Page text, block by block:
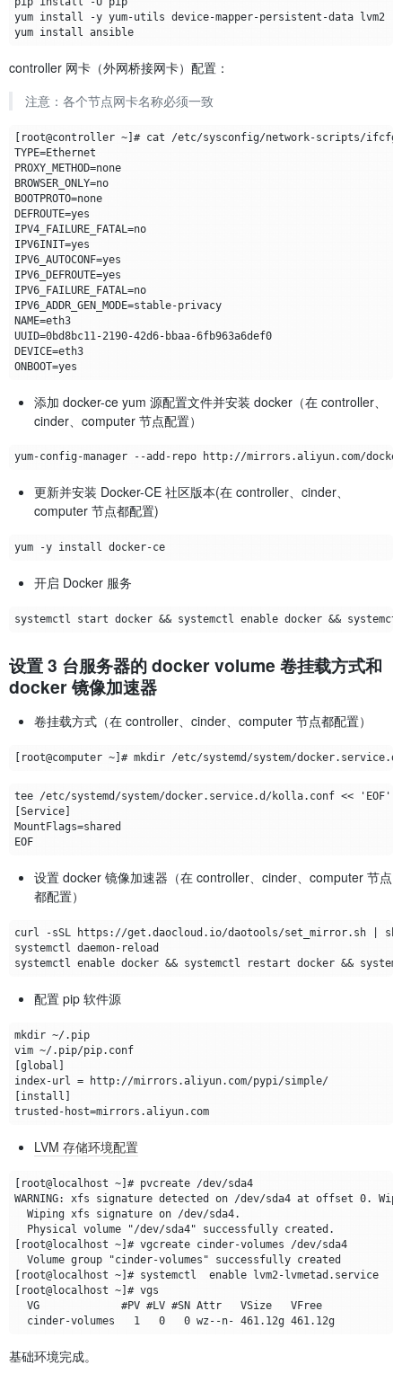
yum install ansible
controller 网卡（外网桥接网卡）配置：
注意：各个节点网卡名称必须一致
PROXY_METHOD=none
BROWSER_ONLY=no
BOOTPROTO=none
IPV4_FAILURE_FATAL=no
IPV6_FAILURE_FATAL=no
IPV6_ADDR_GEN_MODE=stable-privacy
NAME=eth3
UUID=0bd8bc11-2190-42d6-bbaa-6fb963a6def0
DEVICE=eth3
添加 docker-ce yum 源配置文件并安装 docker（在 controller、
cinder、computer 节点配置）
更新并安装 Docker-CE 社区版本(在 controller、cinder、
computer 节点都配置)
yum -y install docker-ce
开启 Docker 服务
设置 3 台服务器的 docker volume 卷挂载方式和
docker 镜像加速器
卷挂载方式（在 controller、cinder、computer 节点都配置）
EOF
设置 docker 镜像加速器（在 controller、cinder、computer 节点
都配置）
配置 pip 软件源
mkdir ~/.pip
vim ~/.pip/pip.conf
index-url = http://mirrors.aliyun.com/pypi/simple/
trusted-host=mirrors.aliyun.com
LVM 存储环境配置
[root@localhost ~]# pvcreate /dev/sda4
[root@localhost ~]# vgcreate cinder-volumes /dev/sda4
[root@localhost ~]# systemctl  enable lvm2-lvmetad.service
  cinder-volumes   1   0   0 wz--n- 461.12g 461.12g
基础环境完成。